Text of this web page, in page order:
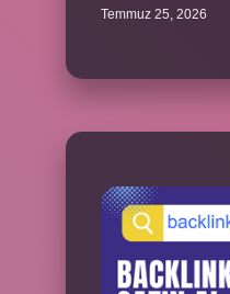
Temmuz 25, 2026